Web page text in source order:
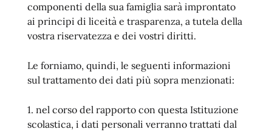
componenti della sua famiglia sarà improntato
ai principi di liceità e trasparenza, a tutela della
vostra riservatezza e dei vostri diritti.
Le forniamo, quindi, le seguenti informazioni
sul trattamento dei dati più sopra menzionati:
1. nel corso del rapporto con questa Istituzione
scolastica, i dati personali verranno trattati dal